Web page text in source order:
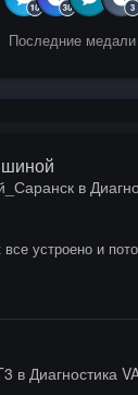
Последние медали
шиной
в
устроено и
в Диагностика